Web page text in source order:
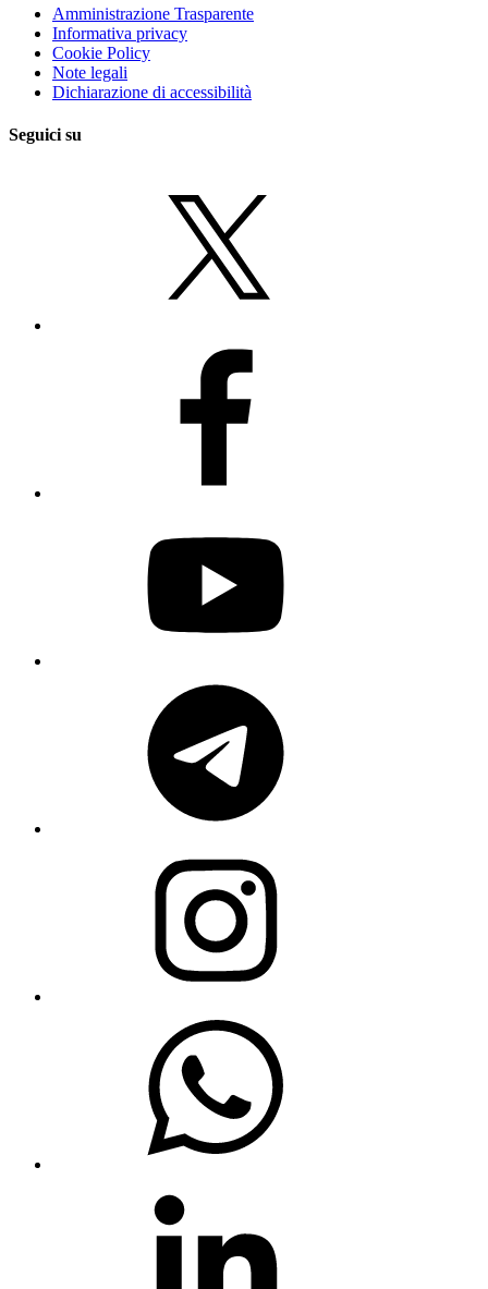
Amministrazione Trasparente
Informativa privacy
Cookie Policy
Note legali
Dichiarazione di accessibilità
Seguici su